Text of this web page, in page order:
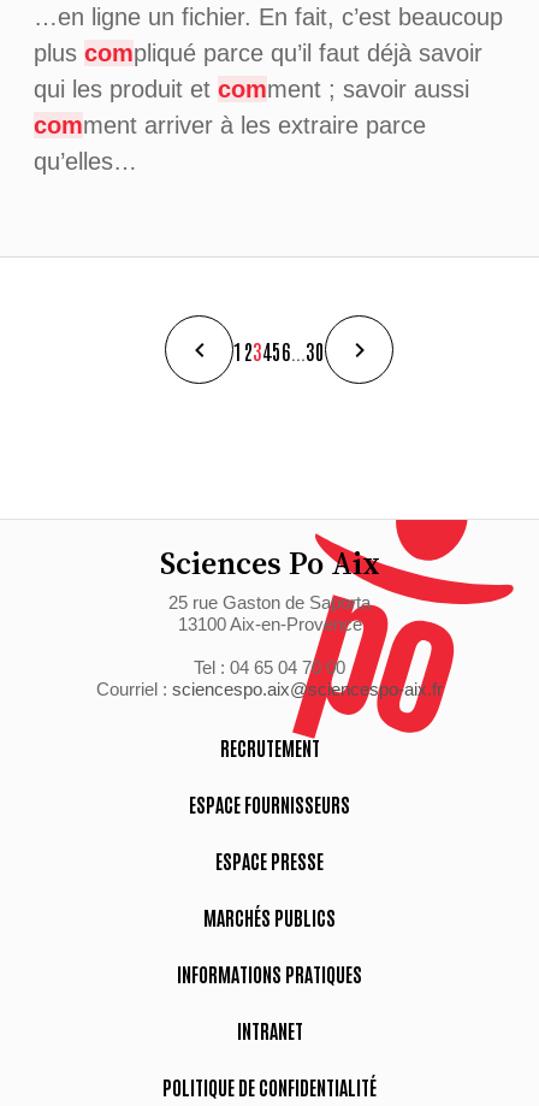
…en ligne un fichier. En fait, c’est beaucoup
plus compliqué parce qu’il faut déjà savoir
qui les produit et comment ; savoir aussi
comment arriver à les extraire parce
qu’elles…
1 23456 30
Sciences Po Aix
25 rue Gaston de Saporta
13100 Aix-en-Provence
Tel : 04 65 04 70 00
Courriel : sciencespo.aix@sciencespo-aix.fr
RECRUTEMENT
ESPACE FOURNISSEURS
ESPACE PRESSE
MARCHÉS PUBLICS
INFORMATIONS PRATIQUES
INTRANET
POLITIQUE DE CONFIDENTIALITÉ